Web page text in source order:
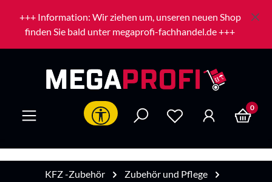
Zum Hauptinhalt springen
+++ Information: Wir ziehen um, unseren neuen Shop
finden Sie bald unter megaprofi-fachhandel.de +++
Werkzeugleiste anzeigen 0
KFZ -Zubehör
Zubehör und Pflege